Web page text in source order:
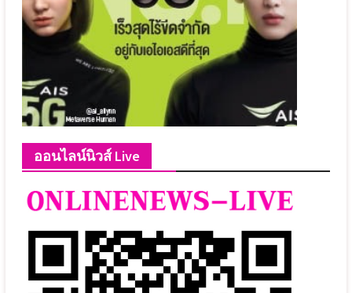
ออนไลน์นิวส์ Live